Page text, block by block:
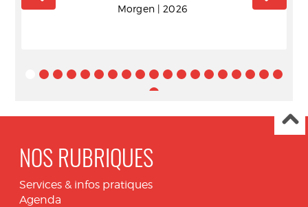
Morgen | 2026
NOS RUBRIQUES
Services & infos pratiques
Agenda